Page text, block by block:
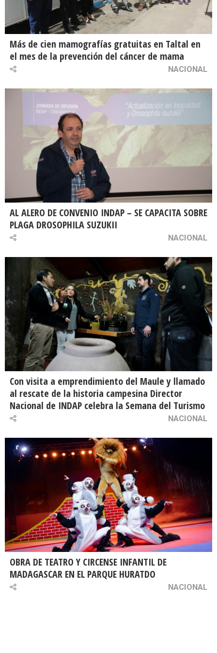
Más de cien mamografías gratuitas en Taltal en
el mes de la prevención del cáncer de mama
NACIONAL
AL ALERO DE CONVENIO INDAP – SE CAPACITA SOBRE
PLAGA DROSOPHILA SUZUKII
NACIONAL
Con visita a emprendimiento del Maule y llamado
al rescate de la historia campesina Director
Nacional de INDAP celebra la Semana del Turismo
NACIONAL
OBRA DE TEATRO Y CIRCENSE INFANTIL DE
MADAGASCAR EN EL PARQUE HURATDO
NACIONAL